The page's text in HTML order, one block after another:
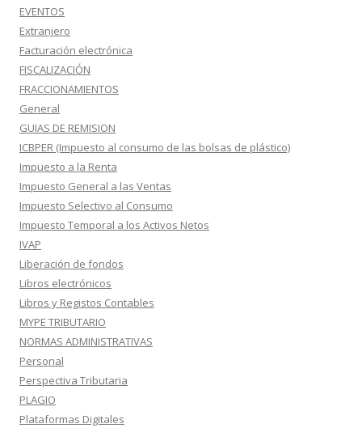
EVENTOS
Extranjero
Facturación electrónica
FISCALIZACIÓN
FRACCIONAMIENTOS
General
GUIAS DE REMISION
ICBPER (Impuesto al consumo de las bolsas de plástico)
Impuesto a la Renta
Impuesto General a las Ventas
Impuesto Selectivo al Consumo
Impuesto Temporal a los Activos Netos
IVAP
Liberación de fondos
Libros electrónicos
Libros y Registos Contables
MYPE TRIBUTARIO
NORMAS ADMINISTRATIVAS
Personal
Perspectiva Tributaria
PLAGIO
Plataformas Digitales